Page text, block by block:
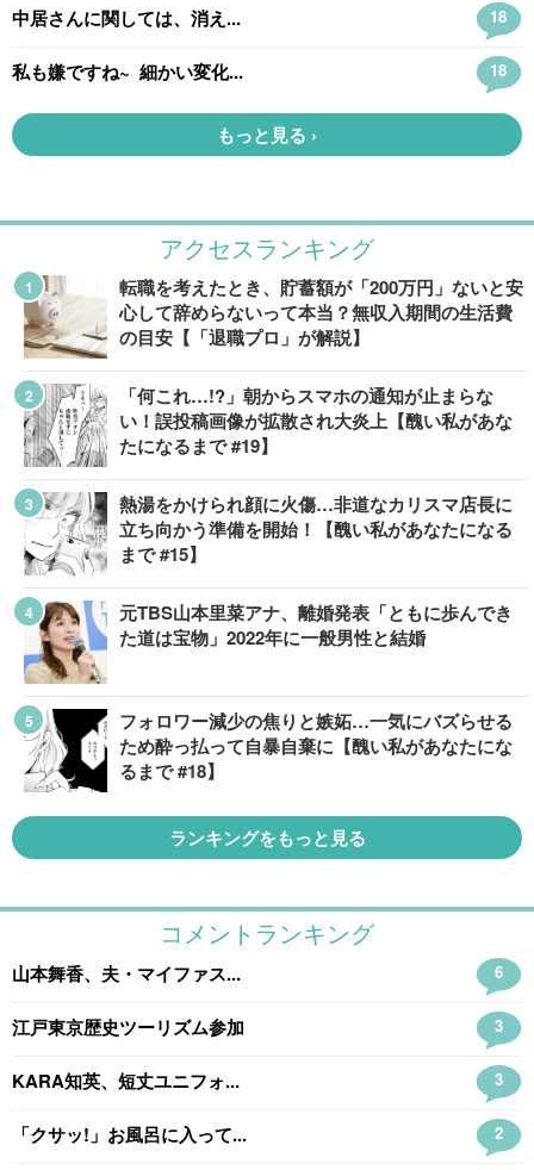
アクセスランキング
転職を考えたとき、貯蓄額が「200万円」ないと安
心して辞めらないって本当？無収入期間の生活費
の目安【「退職プロ」が解説】
「何これ…!?」朝からスマホの通知が止まらな
い！誤投稿画像が拡散され大炎上【醜い私があな
たになるまで #19】
熱湯をかけられ顔に火傷…非道なカリスマ店長に
立ち向かう準備を開始！【醜い私があなたになる
まで #15】
元TBS山本里菜アナ、離婚発表「ともに歩んでき
た道は宝物」2022年に一般男性と結婚
フォロワー減少の焦りと嫉妬…一気にバズらせる
ため酔っ払って自暴自棄に【醜い私があなたにな
るまで #18】
ランキングをもっと見る